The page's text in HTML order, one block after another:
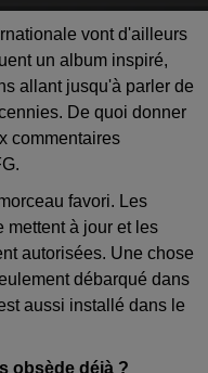
vont d'ailleurs
un album inspiré,
allant jusqu'à parler de
De quoi donner
commentaires
favori. Les
mettent à jour et les
autorisées. Une chose
débarqué dans
aussi installé dans le
obsède déjà ?